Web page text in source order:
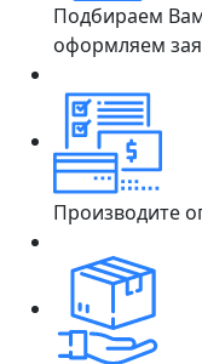
Подбираем
оформляем
Производите